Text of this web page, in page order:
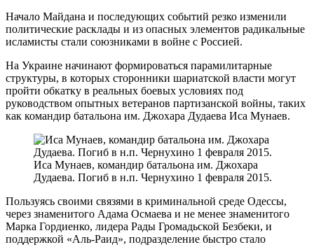
Начало Майдана и последующих событий резко изменили
политические расклады и из опасных элементов радикальные
исламисты стали союзниками в войне с Россией.
На Украине начинают формироваться парамилитарные
структуры, в которых сторонники шариатской власти могут
пройти обкатку в реальных боевых условиях под
руководством опытных ветеранов партизанской войны, таких
как командир батальона им. Джохара Дудаева Иса Мунаев.
Иса Мунаев, командир батальона им. Джохара
Дудаева. Погиб в н.п. Чернухино 1 февраля 2015.
Пользуясь своими связями в криминальной среде Одессы,
через знаменитого Адама Осмаева и не менее знаменитого
Марка Гордиенко, лидера Рады Громадьской Безбеки, и
поддержкой «Аль-Раид», подразделение быстро стало